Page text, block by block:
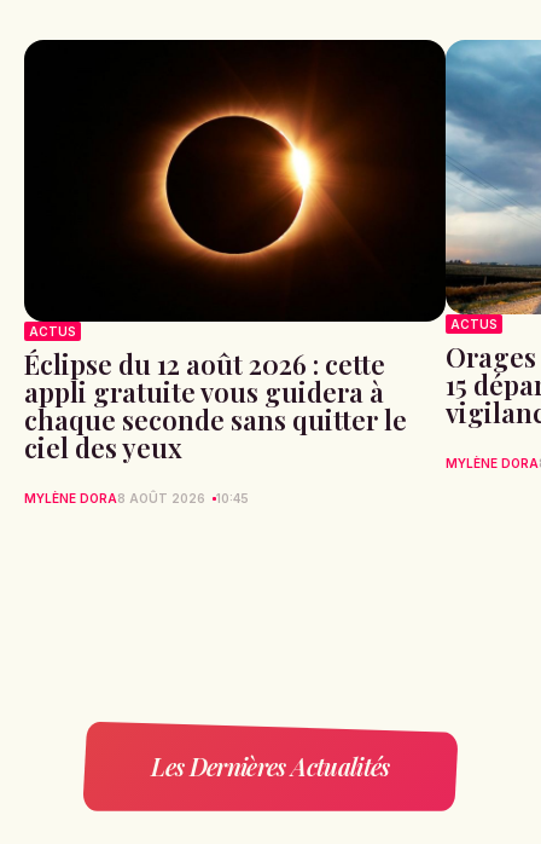
ACTUS
Éclipse du 12 août 2026 : cette
appli gratuite vous guidera à
chaque seconde sans quitter le
ciel des yeux
MYLÈNE DORA8 AOÛT 2026 10:45
ACTUS
15
MYLÈNE DORA
Les Dernières Actualités